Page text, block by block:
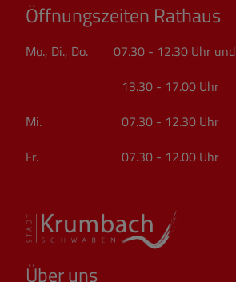
Öffnungszeiten Rathaus
Mo., Di., Do. 07.30 - 12.30 Uhr und
13.30 - 17.00 Uhr
Mi. 07.30 - 12.30 Uhr
Fr. 07.30 - 12.00 Uhr
Über uns